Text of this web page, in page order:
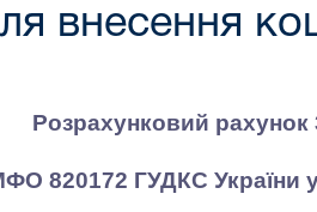
внесення
Розрахунковий рахунок
820172 ГУДКС України у